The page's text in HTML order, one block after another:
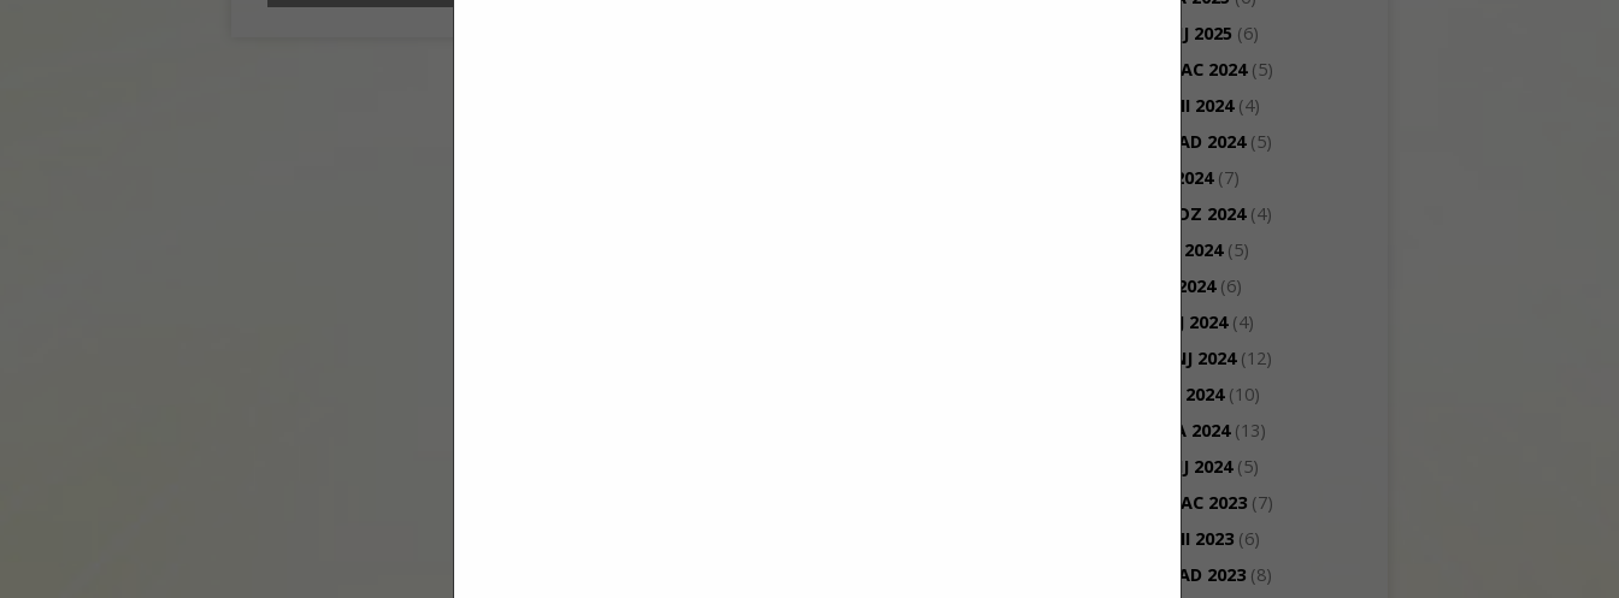
SIJEČANJ 2025 (6)
PROSINAC 2024(5)
STUDENI 2024(4)
LISTOPAD 2024(5)
RUJAN 2024(7)
KOLOVOZ 2024(4)
SRPANJ 2024(5)
LIPANJ 2024(6)
SVIBANJ 2024(4)
TRAVANJ 2024(12)
OŽUJAK 2024(10)
VELJAČA 2024(13)
SIJEČANJ 2024(5)
PROSINAC 2023 (7)
STUDENI 2023 (6)
LISTOPAD 2023 (8)